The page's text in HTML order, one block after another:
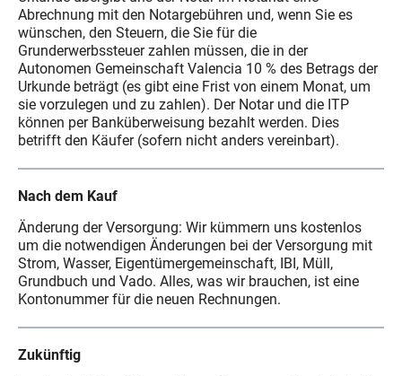
Abrechnung mit den Notargebühren und, wenn Sie es
wünschen, den Steuern, die Sie für die
Grunderwerbssteuer zahlen müssen, die in der
Autonomen Gemeinschaft Valencia 10 % des Betrags der
Urkunde beträgt (es gibt eine Frist von einem Monat, um
sie vorzulegen und zu zahlen). Der Notar und die ITP
können per Banküberweisung bezahlt werden. Dies
betrifft den Käufer (sofern nicht anders vereinbart).
Nach dem Kauf
Änderung der Versorgung: Wir kümmern uns kostenlos
um die notwendigen Änderungen bei der Versorgung mit
Strom, Wasser, Eigentümergemeinschaft, IBI, Müll,
Grundbuch und Vado. Alles, was wir brauchen, ist eine
Kontonummer für die neuen Rechnungen.
Zukünftig